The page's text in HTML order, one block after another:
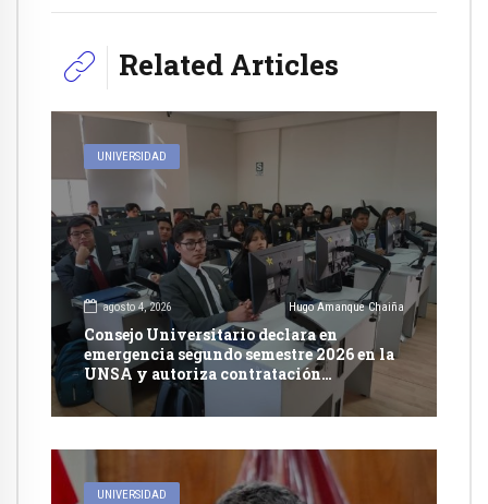
Related Articles
UNIVERSIDAD
agosto 4, 2026 Hugo Amanque Chaiña
Consejo Universitario declara en
emergencia segundo semestre 2026 en la
UNSA y autoriza contratación
excepcional de docentes
UNIVERSIDAD